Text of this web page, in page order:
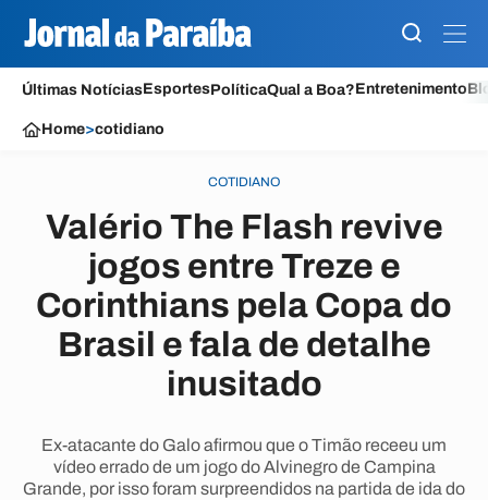
Últimas NotíciasEsportesPolíticaQual a Boa?Entretenimento
Home>cotidiano
COTIDIANO
Valério The Flash revive
jogos entre Treze e
Corinthians pela Copa do
Brasil e fala de detalhe
inusitado
Ex-atacante do Galo afirmou que o Timão receeu um
vídeo errado de um jogo do Alvinegro de Campina
Grande, por isso foram surpreendidos na partida de ida do